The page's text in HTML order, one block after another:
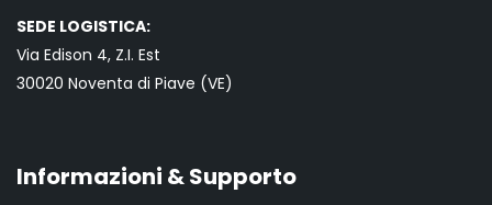
SEDE LOGISTICA:
Via Edison 4, Z.I. Est
30020 Noventa di Piave (VE)
Informazioni & Supporto